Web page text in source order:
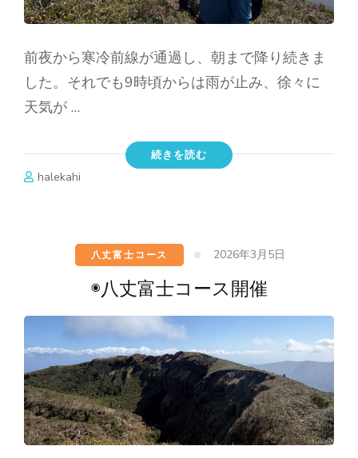
前夜から寒冷前線が通過し、朝まで降り続きま
した。それでも9時頃からは雨が止み、徐々に
天気が …
続きを読む
halekahi
八丈富士コース 2026年3月5日
◉八丈富士コース開催